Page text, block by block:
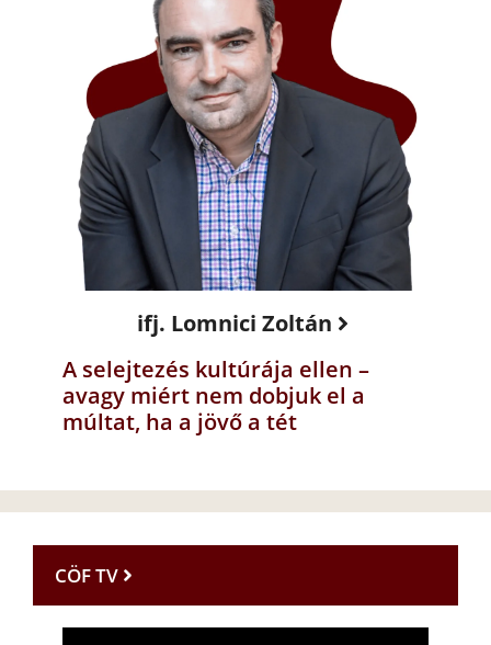
ifj. Lomnici Zoltán
A selejtezés kultúrája ellen –
avagy miért nem dobjuk el a
múltat, ha a jövő a tét
CÖF TV